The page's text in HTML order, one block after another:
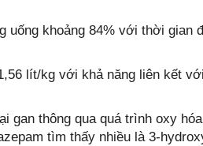
uống khoảng 84% với thời gian
lít/kg với khả năng liên kết
gan thông qua quá trình oxy
tìm thấy nhiều là 3-